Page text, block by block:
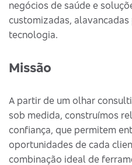
negócios de saúde e
customizadas,
tecnologia.
Missão
A partir de um olhar
sob medida, construímos
confiança, que permitem
oportunidades de cada
combinação ideal de